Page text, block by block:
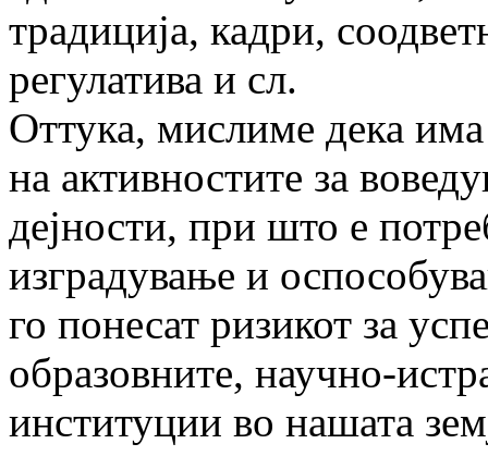
традиција, кадри,
регулатива и сл.
Оттука, мислиме дека
на активностите за
дејности, при што е
изградување и
го понесат ризикот за
образовните, научно-
институции во нашата